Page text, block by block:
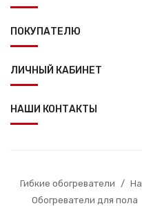
ПОКУПАТЕЛЮ
ЛИЧНЫЙ КАБИНЕТ
НАШИ КОНТАКТЫ
Гибкие обогреватели /
Обогреватели для пола